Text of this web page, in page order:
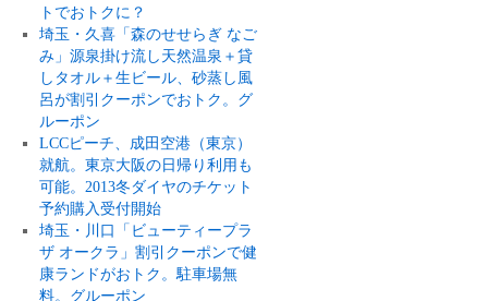
トでおトクに？
埼玉・久喜「森のせせらぎ なご
み」源泉掛け流し天然温泉＋貸
しタオル＋生ビール、砂蒸し風
呂が割引クーポンでおトク。グ
ルーポン
LCCピーチ、成田空港（東京）
就航。東京大阪の日帰り利用も
可能。2013冬ダイヤのチケット
予約購入受付開始
埼玉・川口「ビューティープラ
ザ オークラ」割引クーポンで健
康ランドがおトク。駐車場無
料。グルーポン